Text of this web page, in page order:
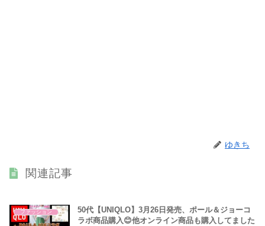
ゆきち
関連記事
ファッション
50代【UNIQLO】3月26日発売、ポール＆ジョーコ
ラボ商品購入😊他オンライン商品も購入してました